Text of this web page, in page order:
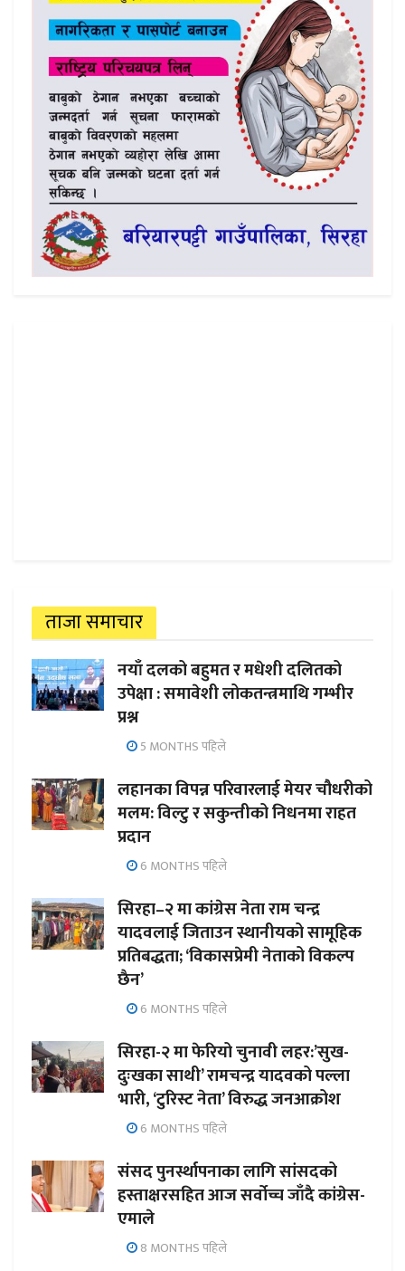
ताजा समाचार
नयाँ दलको बहुमत र मधेशी दलितको
उपेक्षा : समावेशी लोकतन्त्रमाथि गम्भीर
प्रश्न
5 MONTHS पहिले
लहानका विपन्न परिवारलाई मेयर चौधरीको
मलम: विल्टु र सकुन्तीको निधनमा राहत
प्रदान
6 MONTHS पहिले
सिरहा–२ मा कांग्रेस नेता राम चन्द्र
यादवलाई जिताउन स्थानीयको सामूहिक
प्रतिबद्धता; ‘विकासप्रेमी नेताको विकल्प
छैन’
6 MONTHS पहिले
सिरहा-२ मा फेरियो चुनावी लहर:’सुख-
दुःखका साथी’ रामचन्द्र यादवको पल्ला
भारी, ‘टुरिस्ट नेता’ विरुद्ध जनआक्रोश
6 MONTHS पहिले
संसद पुनर्स्थापनाका लागि सांसदको
हस्ताक्षरसहित आज सर्वोच्च जाँदै कांग्रेस-
एमाले
8 MONTHS पहिले